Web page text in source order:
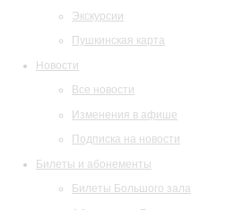
Экскурсии
Пушкинская карта
Новости
Все новости
Изменения в афише
Подписка на новости
Билеты и абонементы
Билеты Большого зала